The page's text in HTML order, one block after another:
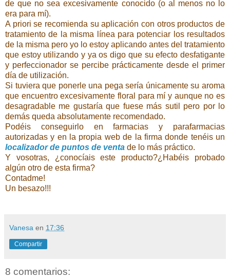
de que no sea excesivamente conocido (o al menos no lo
era para mí).
A priori se recomienda su aplicación con otros productos de
tratamiento de la misma línea para potenciar los resultados
de la misma pero yo lo estoy aplicando antes del tratamiento
que estoy utilizando y ya os digo que su efecto desfatigante
y perfeccionador se percibe prácticamente desde el primer
día de utilización.
Si tuviera que ponerle una pega sería únicamente su aroma
que encuentro excesivamente floral para mí y aunque no es
desagradable me gustaría que fuese más sutil pero por lo
demás queda absolutamente recomendado.
Podéis conseguirlo en farmacias y parafarmacias
autorizadas y en la propia web de la firma donde tenéis un
localizador de puntos de venta de lo más práctico.
Y vosotras, ¿conocíais este producto?¿Habéis probado
algún otro de esta firma?
Contadme!
Un besazo!!!
Vanesa en 17:36
Compartir
8 comentarios: